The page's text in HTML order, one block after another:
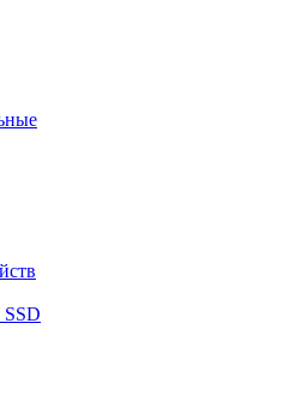
SSD